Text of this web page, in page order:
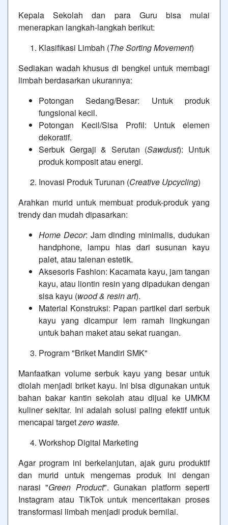
Kepala Sekolah dan para Guru bisa mulai
menerapkan langkah-langkah berikut:
Klasifikasi Limbah (The Sorting Movement)
Sediakan wadah khusus di bengkel untuk membagi
limbah berdasarkan ukurannya:
Potongan Sedang/Besar: Untuk produk
fungsional kecil.
Potongan Kecil/Sisa Profil: Untuk elemen
dekoratif.
Serbuk Gergaji & Serutan (Sawdust): Untuk
produk komposit atau energi.
Inovasi Produk Turunan (Creative Upcycling)
Arahkan murid untuk membuat produk-produk yang
trendy dan mudah dipasarkan:
Home Decor: Jam dinding minimalis, dudukan
handphone, lampu hias dari susunan kayu
palet, atau talenan estetik.
Aksesoris Fashion: Kacamata kayu, jam tangan
kayu, atau liontin resin yang dipadukan dengan
sisa kayu (wood & resin art).
Material Konstruksi: Papan partikel dari serbuk
kayu yang dicampur lem ramah lingkungan
untuk bahan maket atau sekat ruangan.
Program "Briket Mandiri SMK"
Manfaatkan volume serbuk kayu yang besar untuk
diolah menjadi briket kayu. Ini bisa digunakan untuk
bahan bakar kantin sekolah atau dijual ke UMKM
kuliner sekitar. Ini adalah solusi paling efektif untuk
mencapai targetzero waste.
Workshop Digital Marketing
Agar program ini berkelanjutan, ajak guru produktif
dan murid untuk mengemas produk ini dengan
narasi "Green Product". Gunakan platform seperti
Instagram atau TikTok untuk menceritakan proses
transformasi limbah menjadi produk bernilai.